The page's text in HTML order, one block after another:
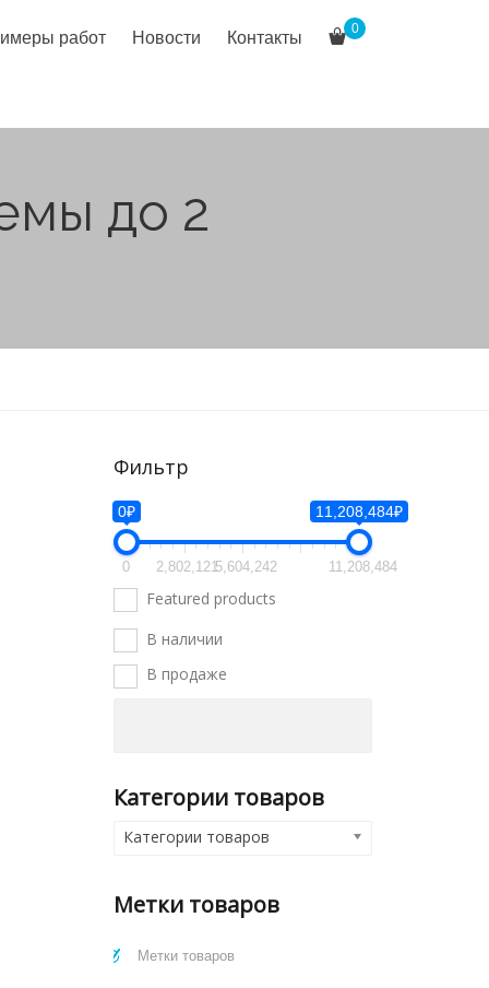
работ Новости Контакты 0
до 2
Фильтр
0₽ 11,208,484₽
0 2,802,1215,604,242 11,208,484
Featured products
В наличии
В продаже
Категории товаров
Категории товаров
Метки товаров